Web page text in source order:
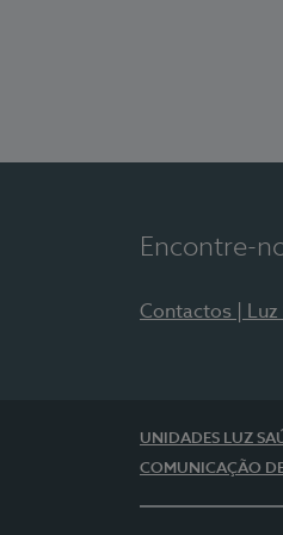
Encontre-
Contactos | Luz
UNIDADES LUZ
COMUNICAÇÃO